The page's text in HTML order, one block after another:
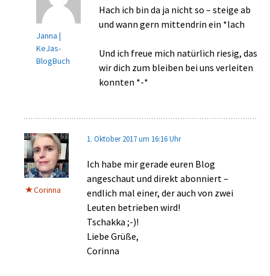
Janna |
KeJas-
BlogBuch
Hach ich bin da ja nicht so – steige ab
und wann gern mittendrin ein *lach
Und ich freue mich natürlich riesig, das
wir dich zum bleiben bei uns verleiten
konnten *-*
Corinna
1. Oktober 2017 um 16:16 Uhr
Ich habe mir gerade euren Blog
angeschaut und direkt abonniert –
endlich mal einer, der auch von zwei
Leuten betrieben wird!
Tschakka ;-)!
Liebe Grüße,
Corinna